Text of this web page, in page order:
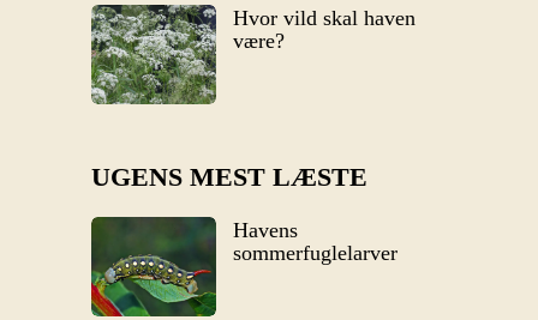
Hvor vild skal haven
være?
UGENS MEST LÆSTE
Havens
sommerfuglelarver